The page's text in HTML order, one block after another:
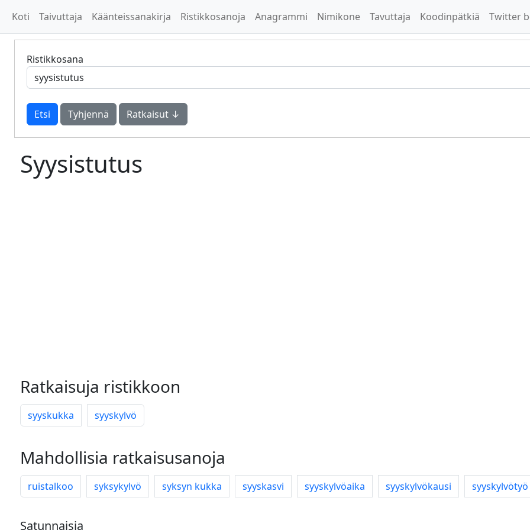
Koti Taivuttaja Käänteissanakirja Ristikkosanoja Anagrammi Nimikone Tavuttaja Koodinpätkiä Twitter
Ristikkosana
Tyhjennä Ratkaisut ↓
Syysistutus
Ratkaisuja ristikkoon
syyskukka syyskylvö
Mahdollisia ratkaisusanoja
ruistalkoo syksykylvö syksyn kukka syyskasvi syyskylvöaika syyskylvökausi syyskylvötyö
Satunnaisia